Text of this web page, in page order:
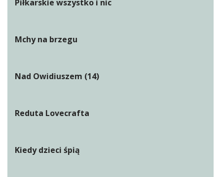
Piłkarskie wszystko i nic
Mchy na brzegu
Nad Owidiuszem (14)
Reduta Lovecrafta
Kiedy dzieci śpią